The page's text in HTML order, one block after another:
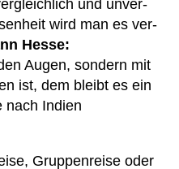
und unver­
wird man es ver­
Hesse:
Augen, son­dern mit
ist, dem bleibt es ein
nach Indien
Grup­pen­reise oder